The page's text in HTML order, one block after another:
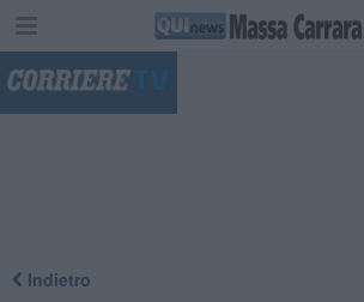
Indietro